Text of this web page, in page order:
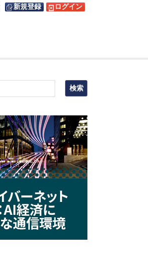
新規登録 ログイン